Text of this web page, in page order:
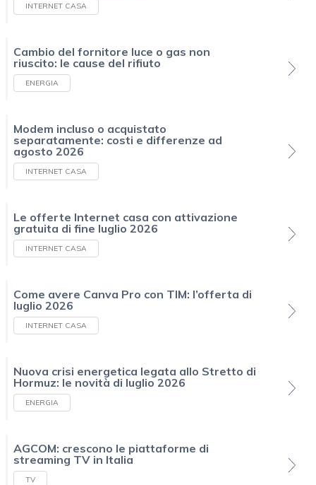
INTERNET CASA
Cambio del fornitore luce o gas non
riuscito: le cause del rifiuto
ENERGIA
Modem incluso o acquistato
separatamente: costi e differenze ad
agosto 2026
INTERNET CASA
Le offerte Internet casa con attivazione
gratuita di fine luglio 2026
INTERNET CASA
Come avere Canva Pro con TIM: l’offerta di
luglio 2026
INTERNET CASA
Nuova crisi energetica legata allo Stretto di
Hormuz: le novità di luglio 2026
ENERGIA
AGCOM: crescono le piattaforme di
streaming TV in Italia
TV